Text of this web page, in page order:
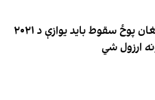
پخوانی افغان سرتیری؛د افغان پوځ سقوط باید یوازې د ۲۰۲۱
ارزول شي